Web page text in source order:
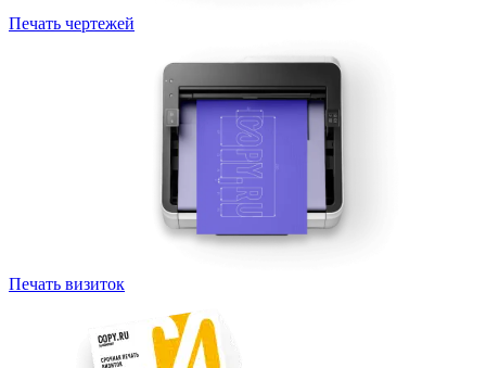
Печать чертежей
Печать визиток